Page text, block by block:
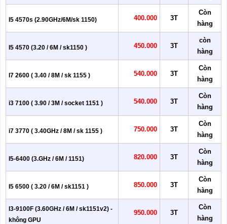
I5 4570s (2.90GHz/6M/sk 1150) 400.000 3T
Còn
hàng
I5 4570 (3.20 / 6M / sk1150 ) 450.000 3T
còn
hàng
I7 2600 ( 3.40 / 8M / sk 1155 ) 540.000 3T
Còn
hàng
i3 7100 ( 3.90 / 3M / socket 1151 ) 540.000 3T
Còn
hàng
i7 3770 ( 3.40GHz / 8M / sk 1155 ) 750.000 3T
Còn
hàng
I5-6400 (3.GHz / 6M / 1151) 820.000 3T
Còn
hàng
I5 6500 ( 3.20 / 6M / sk1151 ) 850.000 3T
Còn
hàng
I3-9100F (3.60GHz / 6M / sk1151v2) -
không GPU
950.000 3T
Còn
hàng